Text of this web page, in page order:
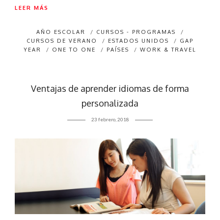
LEER MÁS
AÑO ESCOLAR / CURSOS - PROGRAMAS
/
CURSOS DE VERANO
/ ESTADOS UNIDOS / GAP
YEAR
/ ONE TO ONE / PAÍSES / WORK & TRAVEL
Ventajas de aprender idiomas de forma
personalizada
23 febrero, 2018